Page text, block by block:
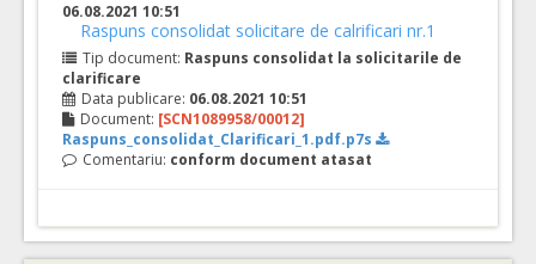
06.08.2021 10:51
Raspuns consolidat solicitare de calrificari nr.1
Tip document: Raspuns consolidat la solicitarile de
clarificare
Data publicare: 06.08.2021 10:51
Document: [SCN1089958/00012]
Raspuns_consolidat_Clarificari_1.pdf.p7s
Comentariu: conform document atasat